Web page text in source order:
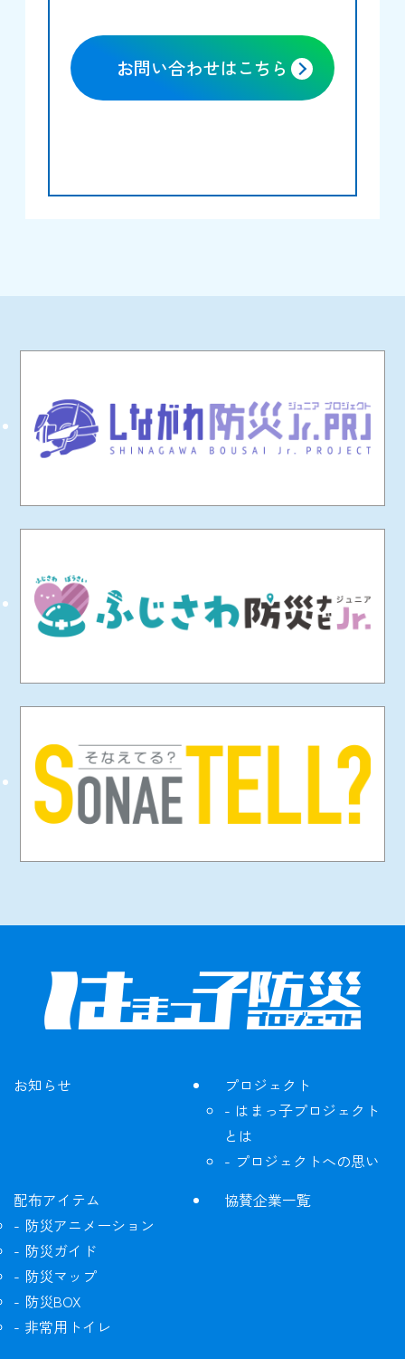
お問い合わせはこちら
お知らせ
プロジェクト
はまっ子プロジェクト
とは
プロジェクトへの思い
配布アイテム
防災アニメーション
防災ガイド
防災マップ
防災BOX
非常用トイレ
協賛企業一覧